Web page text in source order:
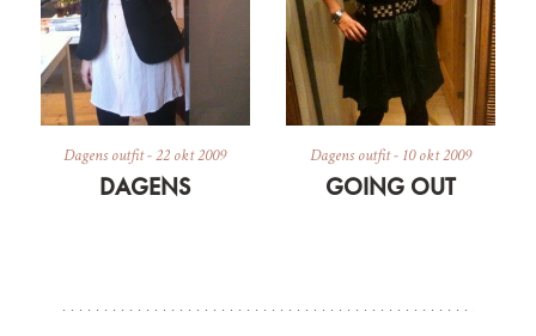
Dagens outfit-22 okt 2009
DAGENS
Dagens outfit- 10 okt 2009
GOING OUT